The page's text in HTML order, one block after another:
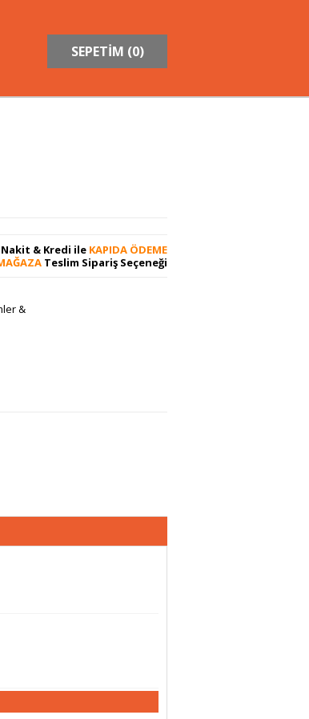
SEPETİM (0)
Nakit & Kredi ile KAPIDA ÖDEME
Teslim Sipariş Seçeneği
&